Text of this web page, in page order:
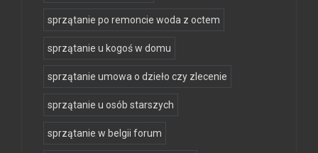
sprzątanie po remoncie woda z octem
sprzątanie u kogoś w domu
sprzątanie umowa o dzieło czy zlecenie
sprzątanie u osób starszych
sprzątanie w belgii forum